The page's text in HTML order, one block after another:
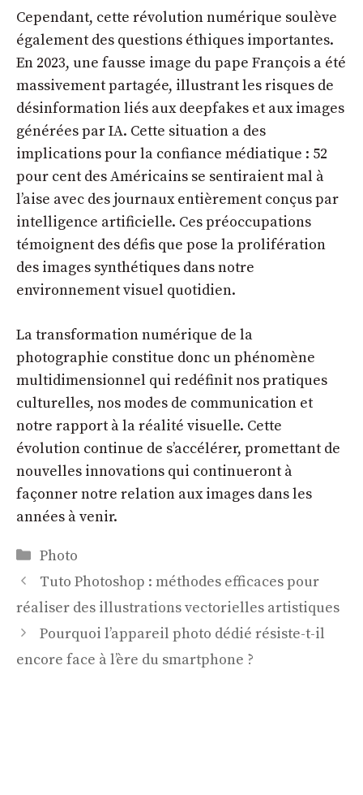
Cependant, cette révolution numérique soulève
également des questions éthiques importantes.
En 2023, une fausse image du pape François a été
massivement partagée, illustrant les risques de
désinformation liés aux deepfakes et aux images
générées par IA. Cette situation a des
implications pour la confiance médiatique : 52
pour cent des Américains se sentiraient mal à
l’aise avec des journaux entièrement conçus par
intelligence artificielle. Ces préoccupations
témoignent des défis que pose la prolifération
des images synthétiques dans notre
environnement visuel quotidien.
La transformation numérique de la
photographie constitue donc un phénomène
multidimensionnel qui redéfinit nos pratiques
culturelles, nos modes de communication et
notre rapport à la réalité visuelle. Cette
évolution continue de s’accélérer, promettant de
nouvelles innovations qui continueront à
façonner notre relation aux images dans les
années à venir.
Catégories
Photo
Tuto Photoshop : méthodes efficaces pour
réaliser des illustrations vectorielles artistiques
Pourquoi l’appareil photo dédié résiste-t-il
encore face à l’ère du smartphone ?